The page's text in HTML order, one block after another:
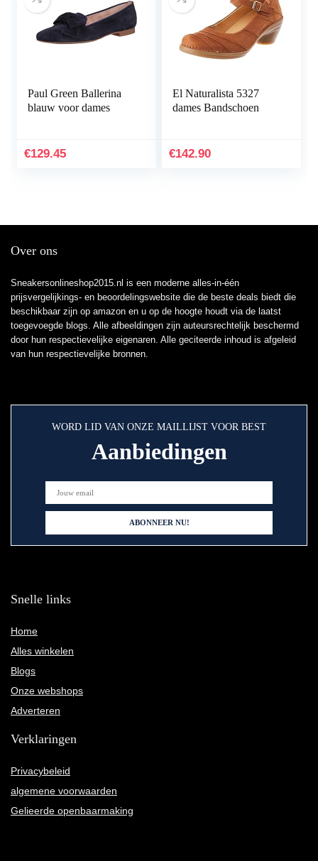
Paul Green Ballerina
blauw voor dames
€129.45
El Naturalista 5327
dames Bandschoen
€142.90
Over ons
Sneakersonlineshop2015.nl is een moderne alles-in-één
prijsvergelijkings- en beoordelingswebsite die de beste deals biedt die
beschikbaar zijn op amazon en u op de hoogte houdt via de laatst
toegevoegde blogs. Alle afbeeldingen zijn auteursrechtelijk beschermd
door hun respectievelijke eigenaren. Alle geciteerde inhoud is afgeleid
van hun respectievelijke bronnen.
WORD LID VAN ONZE MAILLIJST VOOR BEST
Aanbiedingen
Snelle links
Home
Alles winkelen
Blogs
Onze webshops
Adverteren
Verklaringen
Privacybeleid
algemene voorwaarden
Gelieerde openbaarmaking